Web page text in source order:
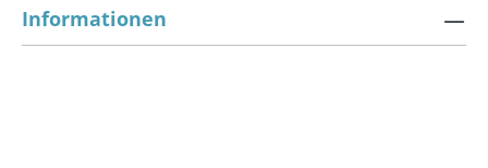
Informationen